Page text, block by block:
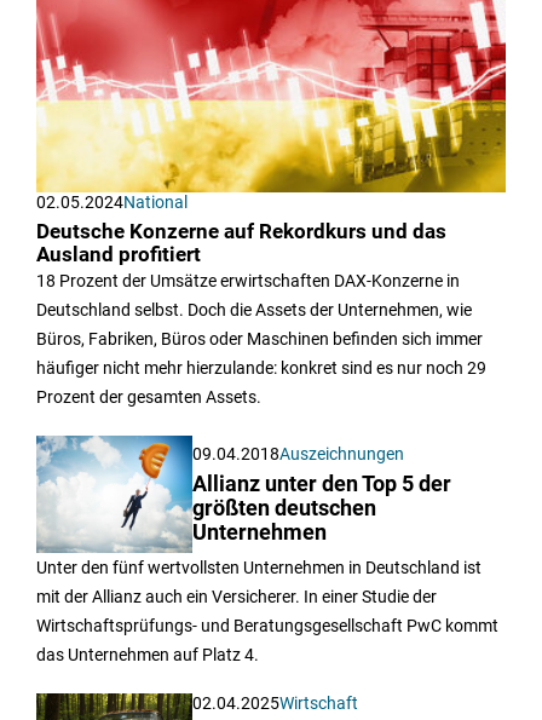
02.05.2024National
Deutsche Konzerne auf Rekordkurs und das
Ausland profitiert
18 Prozent der Umsätze erwirtschaften DAX-Konzerne in
Deutschland selbst. Doch die Assets der Unternehmen, wie
Büros, Fabriken, Büros oder Maschinen befinden sich immer
häufiger nicht mehr hierzulande: konkret sind es nur noch 29
Prozent der gesamten Assets.
09.04.2018Auszeichnungen
Allianz unter den Top 5 der
größten deutschen
Unternehmen
Unter den fünf wertvollsten Unternehmen in Deutschland ist
mit der Allianz auch ein Versicherer. In einer Studie der
Wirtschaftsprüfungs- und Beratungsgesellschaft PwC kommt
das Unternehmen auf Platz 4.
02.04.2025Wirtschaft